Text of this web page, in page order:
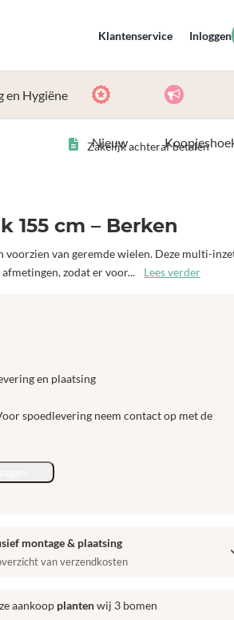
Klantenservice Inloggen
en Hygiëne
Nieuw
Zakelijk achteraf betalen
155 cm – Berken
voorzien van geremde wielen. Deze multi-
zodat er voor...
Lees verder
en plaatsing
spoedlevering neem contact op met de
montage & plaatsing
van verzendkosten
aankoop plantenwij 3 bomen